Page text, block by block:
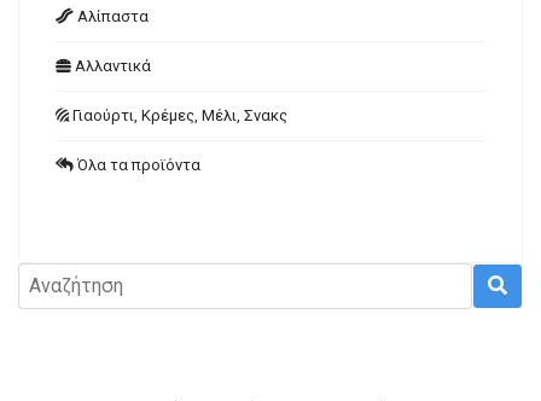
Αλίπαστα
Αλλαντικά
Γιαούρτι, Κρέμες, Μέλι, Σνακς
Όλα τα προϊόντα